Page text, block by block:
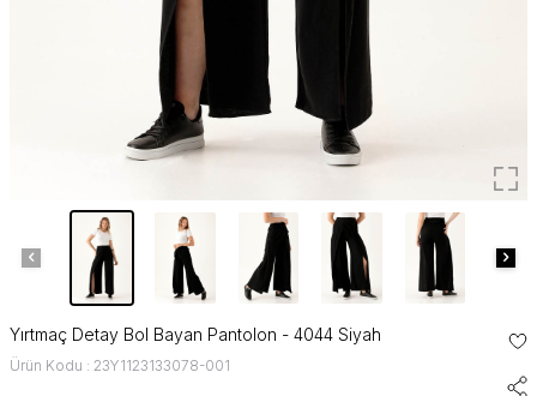
Yırtmaç Detay Bol Bayan Pantolon - 4044 Siyah
Ürün Kodu : 23Y1123133078-001